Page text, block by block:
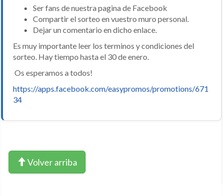
Ser fans de nuestra pagina de Facebook
Compartir el sorteo en vuestro muro personal.
Dejar un comentario en dicho enlace.
Es muy importante leer los terminos y condiciones del
sorteo. Hay tiempo hasta el 30 de enero.
Os esperamos a todos!
https://apps.facebook.com/easypromos/promotions/671
34
Volver arriba